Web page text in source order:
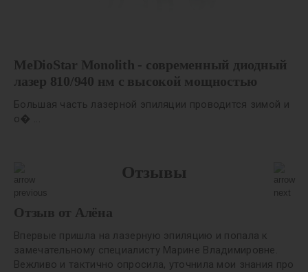
MeDioStar Monolith - современный диодный
лазер 810/940 нм с высокой мощностью
Большая часть лазерной эпиляции проводится зимой и
о� ...
Отзывы
Отзыв от Алёна
Впервые пришла на лазерную эпиляцию и попала к
замечательному специалисту Марине Владимировне.
Вежливо и тактично опросила, уточнила мои знания про